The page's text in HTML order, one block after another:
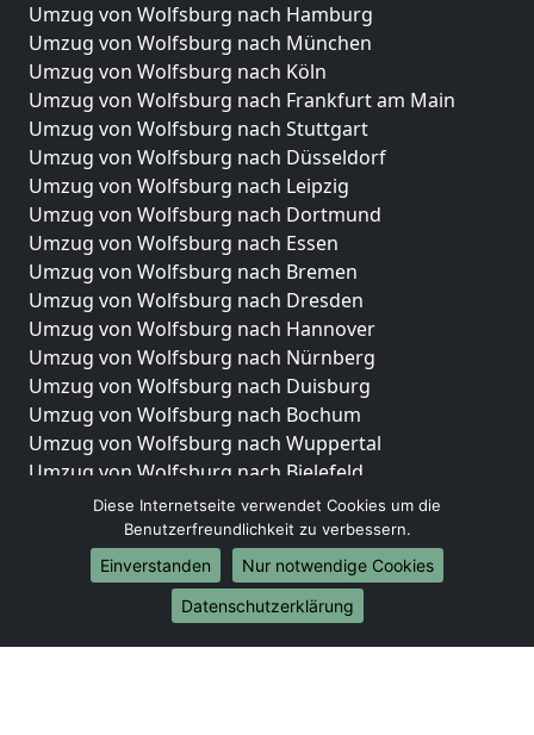
Umzug von Wolfsburg nach Hamburg
Umzug von Wolfsburg nach München
Umzug von Wolfsburg nach Köln
Umzug von Wolfsburg nach Frankfurt am Main
Umzug von Wolfsburg nach Stuttgart
Umzug von Wolfsburg nach Düsseldorf
Umzug von Wolfsburg nach Leipzig
Umzug von Wolfsburg nach Dortmund
Umzug von Wolfsburg nach Essen
Umzug von Wolfsburg nach Bremen
Umzug von Wolfsburg nach Dresden
Umzug von Wolfsburg nach Hannover
Umzug von Wolfsburg nach Nürnberg
Umzug von Wolfsburg nach Duisburg
Umzug von Wolfsburg nach Bochum
Umzug von Wolfsburg nach Wuppertal
Umzug von Wolfsburg nach Bielefeld
Umzug von Wolfsburg nach Bonn
Umzug von Wolfsburg nach Münster
Internationale-Umzüge
Umzug von Wolfsburg nach Brasilien
Umzug von Wolfsburg nach Brasilien
Diese Internetseite verwendet Cookies um die
Benutzerfreundlichkeit zu verbessern.
Einverstanden
Nur notwendige Cookies
Datenschutzerklärung